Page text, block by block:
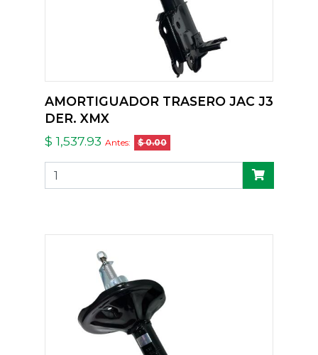
AMORTIGUADOR TRASERO JAC J3
DER. XMX
$ 1,537.93 Antes: $ 0.00